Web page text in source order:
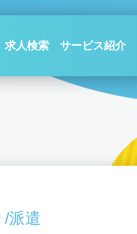
求人検索 サービス紹介
派遣